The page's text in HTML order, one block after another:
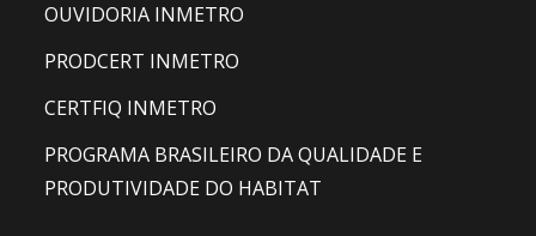
OUVIDORIA INMETRO
PRODCERT INMETRO
CERTFIQ INMETRO
PROGRAMA BRASILEIRO DA QUALIDADE E
PRODUTIVIDADE DO HABITAT